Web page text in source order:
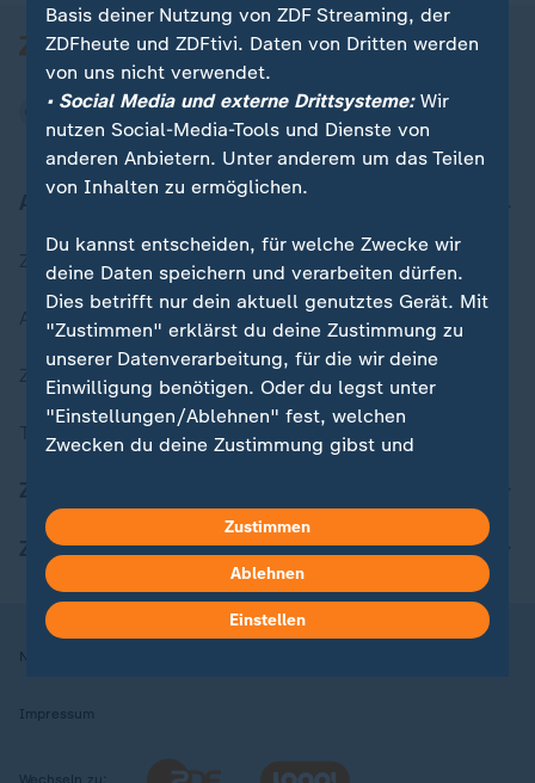
Zuletzt veröffentlicht
Aktuelle Sendungs-Videos
ZDFheute Stories
Themen im Überblick
ZDFheute Apps
Nutzungsbedingungen
Impressum
Wechseln zu:
Basis deiner Nutzung von ZDF Streaming, der
ZDFheute und ZDFtivi. Daten von Dritten werden
von uns nicht verwendet.
• Social Media und externe Drittsysteme:Wir
nutzen Social-Media-Tools und Dienste von
anderen Anbietern. Unter anderem um das Teilen
von Inhalten zu ermöglichen.
Du kannst entscheiden, für welche Zwecke wir
deine Daten speichern und verarbeiten dürfen.
Dies betrifft nur dein aktuell genutztes Gerät. Mit
"Zustimmen" erklärst du deine Zustimmung zu
unserer Datenverarbeitung, für die wir deine
Einwilligung benötigen. Oder du legst unter
"Einstellungen/Ablehnen" fest, welchen
Zwecken du deine Zustimmung gibst und
in deinen Einstellungen widerrufen oder ändern.
Hier findest du das Impressum.
Weitere Informationen findest du in unserer
Datenschutzerklärung.
Zustimmen
Ablehnen
Einstellen